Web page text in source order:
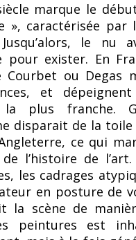
marque le
», caractérisée par
le nu
pour exister. En
Courbet ou Degas
et
la plus franche.
disparait de la
ce qui
l’histoire de
les cadrages
en posture de
la scène de
peintures est